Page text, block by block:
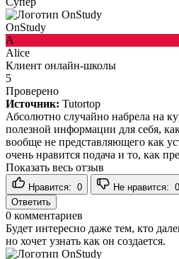
OnStudy
A
Alice
Клиент онлайн-школы
5
Проверено
Источник: Tutortop
Абсолютно случайно набрела на
полезной информации для себя,
вообще не представляющего как
очень нравится подача и то, как
Показать весь отзыв
Нравится: 0 Не нравится: 0
Ответить
0 комментариев
Будет интересно даже тем, кто
но хочет узнать как он создается.